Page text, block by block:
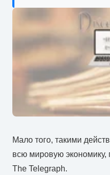
Мало того, такими
всю мировую экономику,
The Telegraph.